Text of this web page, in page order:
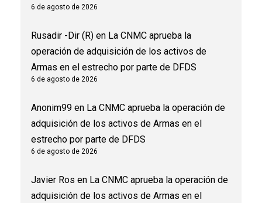
6 de agosto de 2026
Rusadir -Dir (R) en La CNMC aprueba la
operación de adquisición de los activos de
Armas en el estrecho por parte de DFDS
6 de agosto de 2026
Anonim99 en La CNMC aprueba la operación de
adquisición de los activos de Armas en el
estrecho por parte de DFDS
6 de agosto de 2026
Javier Ros en La CNMC aprueba la operación de
adquisición de los activos de Armas en el